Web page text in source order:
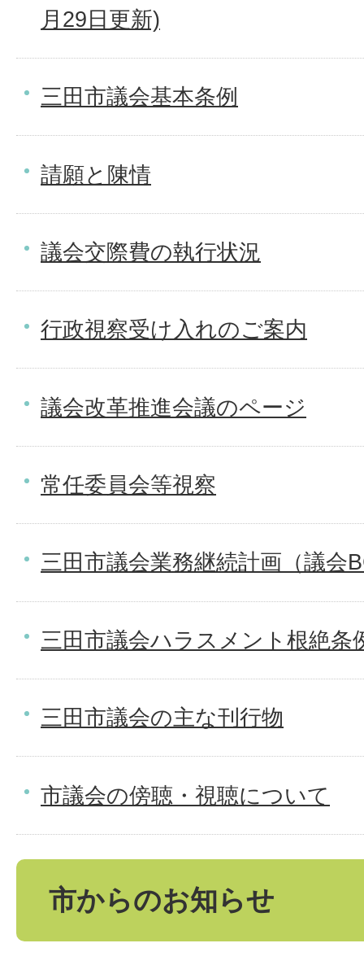
月29日更新)
三田市議会基本条例
請願と陳情
議会交際費の執行状況
行政視察受け入れのご案内
議会改革推進会議のページ
常任委員会等視察
三田市議会業務継続計画（議会
三田市議会ハラスメント根絶条
三田市議会の主な刊行物
市議会の傍聴・視聴について
市からのお知らせ